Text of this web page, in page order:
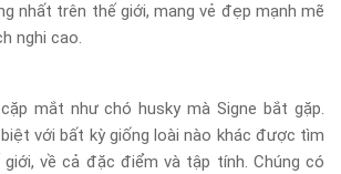
nhất trên thế giới, mang vẻ đẹp mạnh mẽ
nghi cao.
mắt như chó husky mà Signe bắt gặp.
biệt với bất kỳ giống loài nào khác được tìm
về cả đặc điểm và tập tính. Chúng có